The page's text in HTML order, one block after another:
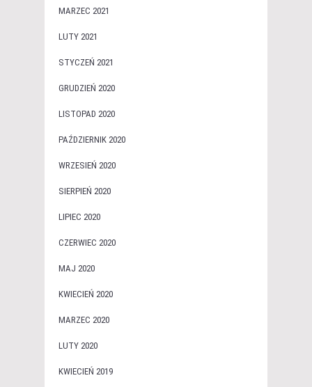
MARZEC 2021
LUTY 2021
STYCZEŃ 2021
GRUDZIEŃ 2020
LISTOPAD 2020
PAŹDZIERNIK 2020
WRZESIEŃ 2020
SIERPIEŃ 2020
LIPIEC 2020
CZERWIEC 2020
MAJ 2020
KWIECIEŃ 2020
MARZEC 2020
LUTY 2020
KWIECIEŃ 2019